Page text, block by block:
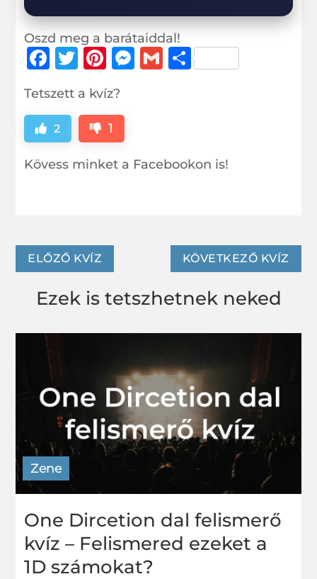
Oszd meg a barátaiddal!
F
c
e
b
o
T
it
te
r
Pi
te
r
e
st
M
g
G O
e
Tetszett a kvíz?
2 1
Kövess minket a Facebookon is!
ELŐZŐ KVÍZ KÖVETKEZŐ KVÍZ
Ezek is tetszhetnek neked
Zene
One Dircetion dal felismerő
kvíz – Felismered ezeket a
1D számokat?